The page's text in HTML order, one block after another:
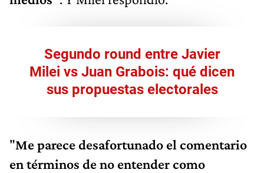
Segundo round entre Javier
Milei vs Juan Grabois: qué dicen
sus propuestas electorales
"Me parece desafortunado el comentario
en términos de no entender como